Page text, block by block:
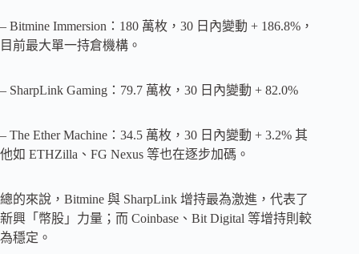
– Bitmine Immersion：180 萬枚，30 日內變動 + 186.8%，
目前最大單一持倉機構。
– SharpLink Gaming：79.7 萬枚，30 日內變動 + 82.0%
– The Ether Machine：34.5 萬枚，30 日內變動 + 3.2% 其
他如 ETHZilla、FG Nexus 等也在逐步加碼。
總的來說，Bitmine 與 SharpLink 增持最為激進，代表了
新興「幣股」力量；而 Coinbase、Bit Digital 等增持則較
為穩定。